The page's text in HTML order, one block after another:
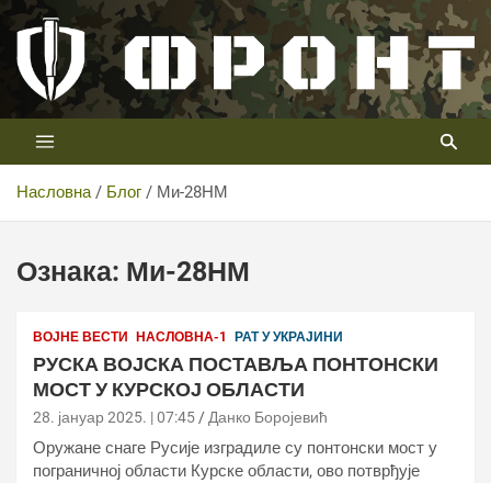
Скип
цонтент
Телевизија ФРОНТ
Први војни канал у Србији
Насловна Блог Ми-28НМ
Ознака: Ми-28НМ
ВОЈНЕ ВЕСТИ НАСЛОВНА-1 РАТ У УКРАЈИНИ
РУСКА ВОЈСКА ПОСТАВЉА ПОНТОНСКИ
МОСТ У КУРСКОЈ ОБЛАСТИ
28. јануар 2025. | 07:45 Данко Боројевић
Оружане снаге Русије изградиле су понтонски мост у
пограничној области Курске области, ово потврђује